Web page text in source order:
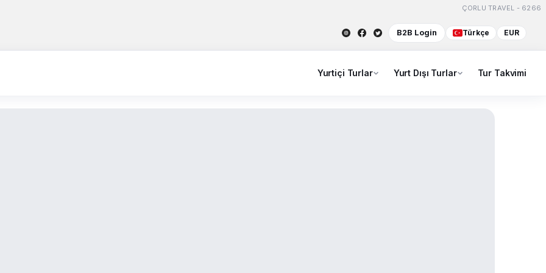
ÇORLU TRAVEL - 6266
B2B Login Türkçe EUR
Yurtiçi Turlar Yurt Dışı Turlar Tur Takvimi